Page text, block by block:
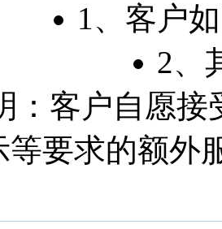
1、客户
2、
： 客户自愿接
等要求的额外